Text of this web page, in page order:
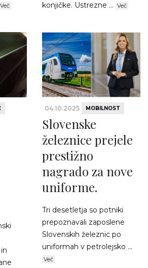
Več
konjičke. Ustrezne ... Več
04.10.2025 MOBILNOST
Slovenske
železnice prejele
prestižno
nagrado za nove
uniforme.
Tri desetletja so potniki
prepoznavali zaposlene
Slovenskih železnic po
uniformah v petrolejsko ...
Več